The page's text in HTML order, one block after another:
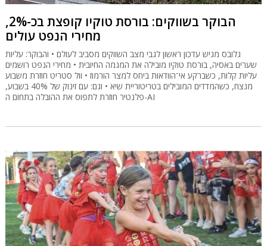
הבוקר בשווקים: בורסת טוקיו קופצת בכ-2%,
מחירי הנפט עולים
גלובס מגיש עדכון ראשון לגבי מצב השווקים מסביב לעולם • והבוקר: עליות
שערים באסיה, בורסת טוקיו מובילה את המגמה החיובית • מחירי הנפט רושמים
עליות קלות, כשברקע אי־הוודאות ביחס למצר הורמוז • וול סטריט חוזרת משבוע
מנצח, כשהמדדים המובילים בטריטוריית שיא • וגם: עם זינוק של 40% בשבוע,
פלנטיר חוזרת לתפוס את ההובלה בתחום ה-AI